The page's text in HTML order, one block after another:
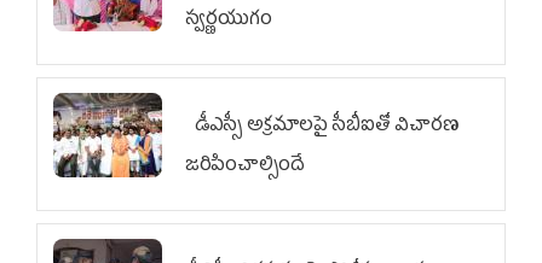
స్వర్ణయుగం
డీఎస్సీ అక్రమాలపై సీబీఐతో విచారణ
జరిపించాల్సిందే